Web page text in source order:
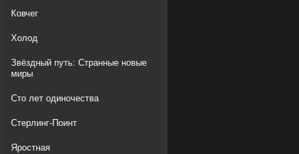
Ковчег
Холод
Звёздный путь: Странные новые
миры
Сто лет одиночества
Стерлинг-Поинт
Яростная